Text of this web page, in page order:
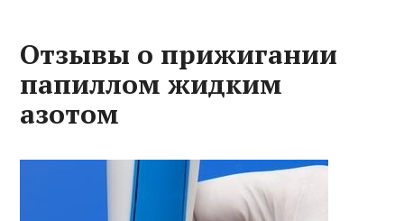
Отзывы о прижигании
папиллом жидким
азотом